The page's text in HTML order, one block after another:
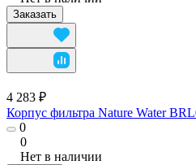
Заказать
4 283 ₽
Корпус фильтра Nature Water
0
0
Нет в наличии